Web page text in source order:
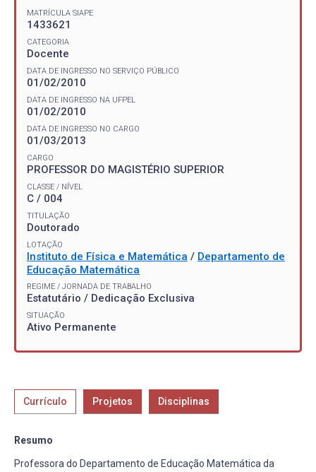
MATRÍCULA SIAPE
1433621
CATEGORIA
Docente
DATA DE INGRESSO NO SERVIÇO PÚBLICO
01/02/2010
DATA DE INGRESSO NA UFPEL
01/02/2010
DATA DE INGRESSO NO CARGO
01/03/2013
CARGO
PROFESSOR DO MAGISTÉRIO SUPERIOR
CLASSE / NÍVEL
C / 004
TITULAÇÃO
Doutorado
LOTAÇÃO
Instituto de Física e Matemática / Departamento de
Educação Matemática
REGIME / JORNADA DE TRABALHO
Estatutário / Dedicação Exclusiva
SITUAÇÃO
Ativo Permanente
Currículo Projetos Disciplinas
Resumo
Professora do Departamento de Educação Matemática da